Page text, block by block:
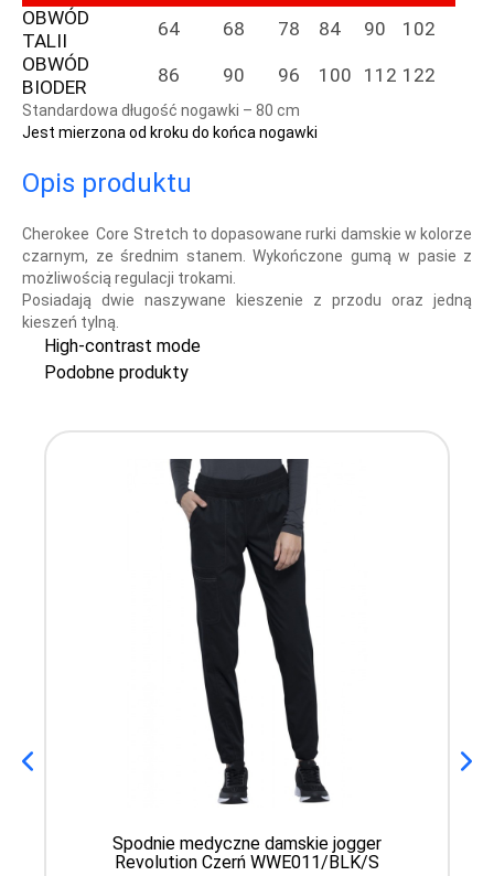
OBWÓD
TALII
64 68 78 84 90
102
OBWÓD
BIODER
86 90 96 100 112 122
Standardowa długość nogawki – 80 cm
Jest mierzona od kroku do końca nogawki
Opis produktu
Cherokee Core Stretch to dopasowane rurki damskie w kolorze
czarnym, ze średnim stanem. Wykończone gumą w pasie z
możliwością regulacji trokami.
Posiadają dwie naszywane kieszenie z przodu oraz jedną
kieszeń tylną.
High-contrast mode
Podobne produkty
Spodnie medyczne damskie jogger
Revolution Czerń WWE011/BLK/S